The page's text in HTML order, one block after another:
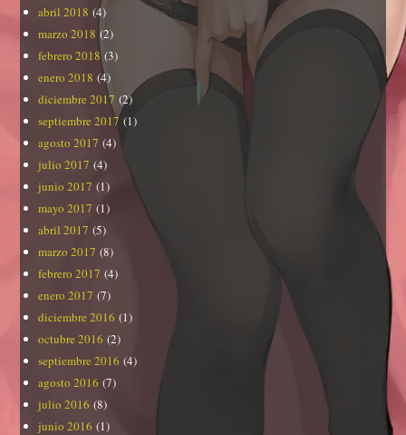
abril 2018 (4)
marzo 2018 (2)
febrero 2018(3)
enero 2018 (4)
diciembre 2017 (2)
septiembre 2017 (1)
agosto 2017 (4)
julio 2017 (4)
junio 2017 (1)
mayo 2017 (1)
abril 2017 (5)
marzo 2017 (8)
febrero 2017 (4)
enero 2017 (7)
diciembre 2016 (1)
octubre 2016 (2)
septiembre 2016 (4)
agosto 2016 (7)
julio 2016 (8)
junio 2016 (1)